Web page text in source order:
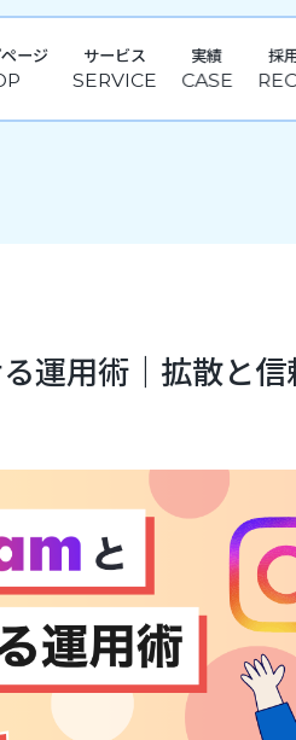
ージ サービス 実績 採
運用術｜拡散と信